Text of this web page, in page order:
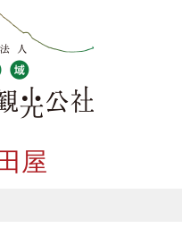
屋